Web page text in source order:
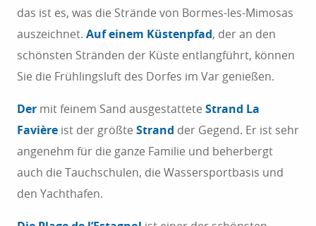
das ist es, was die Strände von Bormes-les-Mimosas
auszeichnet. Auf einem Küstenpfad, der an den
schönsten Stränden der Küste entlangführt, können
Sie die Frühlingsluft des Dorfes im Var genießen.
Der mit feinem Sand ausgestattete Strand La
Favière ist der größte Strand der Gegend. Er ist sehr
angenehm für die ganze Familie und beherbergt
auch die Tauchschulen, die Wassersportbasis und
den Yachthafen.